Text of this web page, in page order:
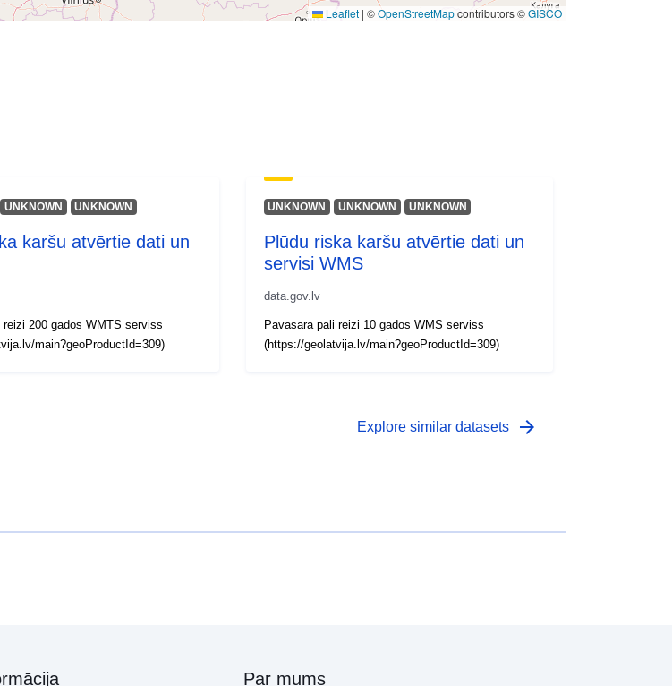
Leaflet | ©OpenStreetMapcontributors ©GISCO
UNKNOWN UNKNOWN
karšu atvērtie dati un
reizi 200 gados WMTS serviss
main?geoProductId=309)
UNKNOWN UNKNOWN UNKNOWN
Plūdu riska karšu atvērtie dati un
servisi WMS
data.gov.lv
Pavasara pali reizi 10 gados WMS serviss
(https://geolatvija.lv/main?geoProductId=309)
Explore similar datasets arrow_forward
Par mums